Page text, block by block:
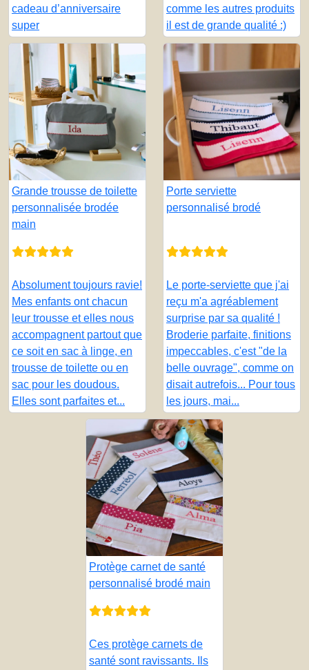
cadeau d’anniversaire
super
comme les autres produits
il est de grande qualité :)
Grande trousse de toilette
personnalisée brodée
main
Absolument toujours ravie!
Mes enfants ont chacun
leur trousse et elles nous
accompagnent partout que
ce soit en sac à linge, en
trousse de toilette ou en
sac pour les doudous.
Elles sont parfaites et...
Porte serviette
personnalisé brodé
Le porte-serviette que j'ai
reçu m'a agréablement
surprise par sa qualité !
Broderie parfaite, finitions
impeccables, c'est "de la
belle ouvrage", comme on
disait autrefois... Pour tous
les jours, mai...
Protège carnet de santé
personnalisé brodé main
Ces protège carnets de
santé sont ravissants. Ils